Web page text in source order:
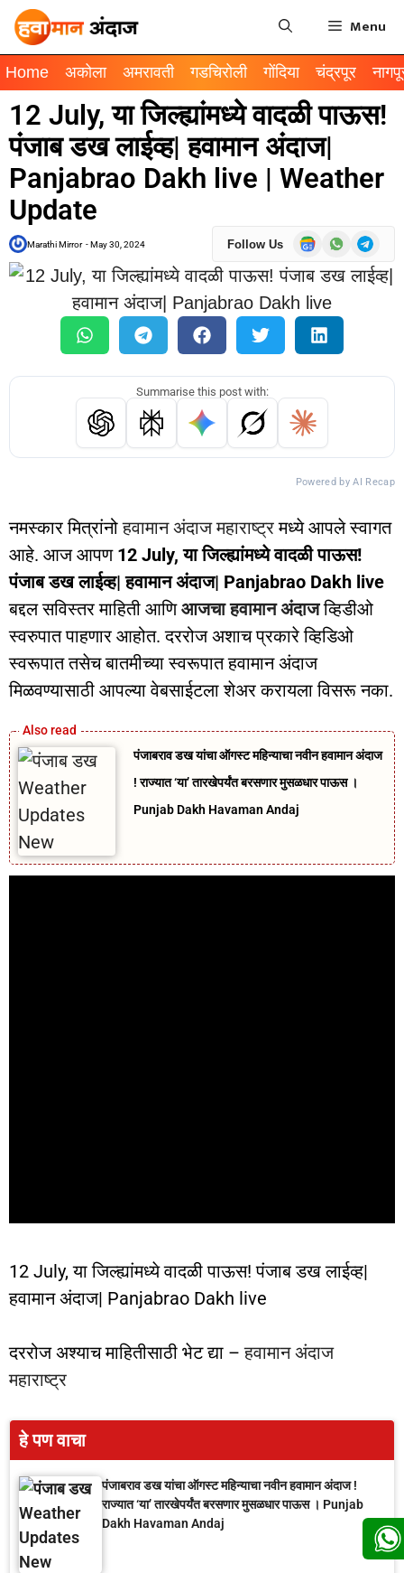
Menu
Home अकोला अमरावती गडचिरोली गोंदिया चंद्रपूर
12 July, या जिल्ह्यांमध्ये वादळी पाऊस!
पंजाब डख लाईव्ह| हवामान अंदाज|
Panjabrao Dakh live | Weather
Update
Marathi Mirror -May 30, 2024 Follow Us
Summarise this post with:
Powered by AI Recap
नमस्कार मित्रांनोहवामान अंदाज महाराष्ट्रमध्ये आपले स्वागत
आहे. आज आपण 12 July, या जिल्ह्यांमध्ये वादळी पाऊस!
पंजाब डख लाईव्ह| हवामान अंदाज| Panjabrao Dakh live
बद्दल सविस्तर माहिती आणिआजचा हवामान अंदाजव्हिडीओ
स्वरुपात पाहणार आहोत. दररोज अशाच प्रकारे व्हिडिओ
स्वरूपात तसेच बातमीच्या स्वरूपात हवामान अंदाज
मिळवण्यासाठी आपल्या वेबसाईटला शेअर करायला विसरू नका.
पंजाबराव डख यांचा ऑगस्ट महिन्याचा नवीन हवामान अंदाज
! राज्यात ‘या’ तारखेपर्यंत बरसणार मुसळधार पाऊस ।
Punjab Dakh Havaman Andaj
12 July, या जिल्ह्यांमध्ये वादळी पाऊस! पंजाब डख लाईव्ह|
हवामान अंदाज| Panjabrao Dakh live
दररोज अश्याच माहितीसाठी भेट द्या –हवामान अंदाज
महाराष्ट्र
हे पण वाचा
पंजाबराव डख यांचा ऑगस्ट महिन्याचा नवीन हवामान अंदाज !
राज्यात ‘या’ तारखेपर्यंत बरसणार मुसळधार पाऊस । Punjab
Dakh Havaman Andaj